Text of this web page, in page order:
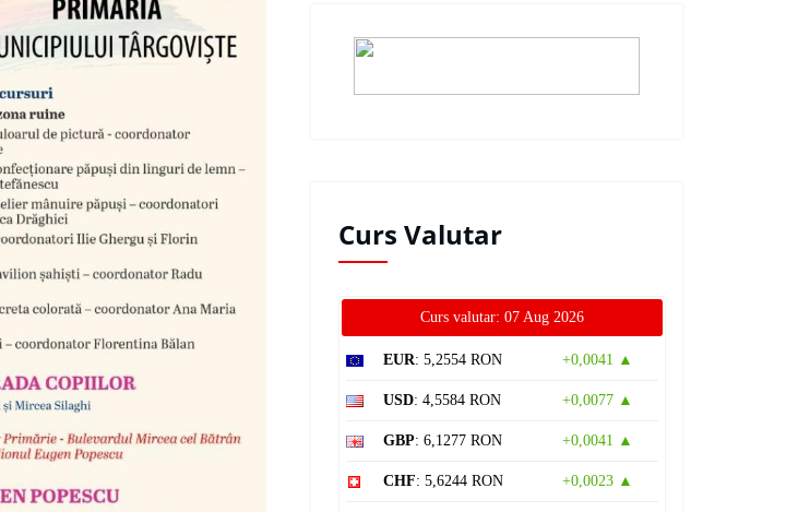
Curs Valutar
Curs valutar: 07 Aug 2026
EUR: 5,2554 RON +0,0041 ▲
USD: 4,5584 RON +0,0077 ▲
GBP: 6,1277 RON +0,0041 ▲
CHF: 5,6244 RON +0,0023 ▲